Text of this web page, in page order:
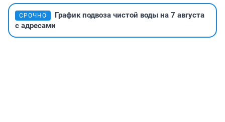
СРОЧНО
График подвоза чистой воды на 7 августа
с адресами